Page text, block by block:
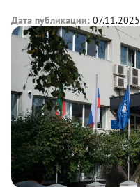
Дата публикации: 07.11.2025